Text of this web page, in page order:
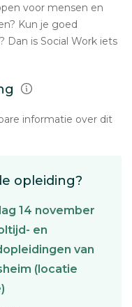
voor mensen en
Kun je goed
Dan is Social Work iets
informatie over dit
opleiding?
14 november
en
van
(locatie